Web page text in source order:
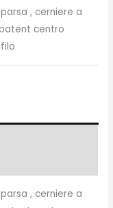
, cerniere a
centro
, cerniere a